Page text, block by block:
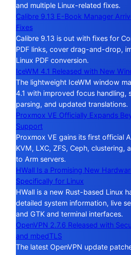
and multiple Linux-related fixes.
Calibre 9.13 E-Book Manager
Fixes
Calibre 9.13 is out with fixes for
PDF links, cover drag-and-drop,
Linux PDF conversion.
IceWM 4.1 Released with New
The lightweight IceWM window
4.1 with improved focus handling,
parsing, and updated translations.
Proxmox VE Officially Expands
Support
Proxmox VE gains its first official
KVM, LXC, ZFS, Ceph, clustering,
to Arm servers.
HWall Is a Promising New
Specifically for Linux
HWall is a new Rust-based Linux
detailed system information, live
and GTK and terminal interfaces.
OpenVPN 2.7.6 Released with
and mbedTLS
The latest OpenVPN update